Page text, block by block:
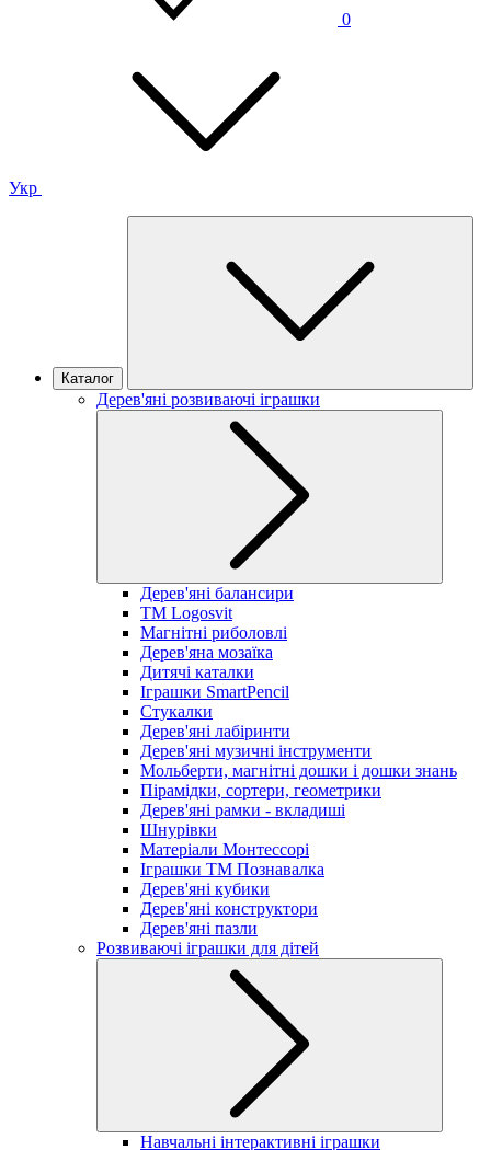
0
Укр
Каталог
Дерев'яні розвиваючі іграшки
Дерев'яні балансири
TM Logosvit
Магнітні риболовлі
Дерев'яна мозаїка
Дитячі каталки
Іграшки SmartPencil
Стукалки
Дерев'яні лабіринти
Дерев'яні музичні інструменти
Мольберти, магнітні дошки і дошки знань
Пірамідки, сортери, геометрики
Дерев'яні рамки - вкладиші
Шнурівки
Матеріали Монтессорі
Іграшки ТМ Познавалка
Дерев'яні кубики
Дерев'яні конструктори
Дерев'яні пазли
Розвиваючі іграшки для дітей
Навчальні інтерактивні іграшки